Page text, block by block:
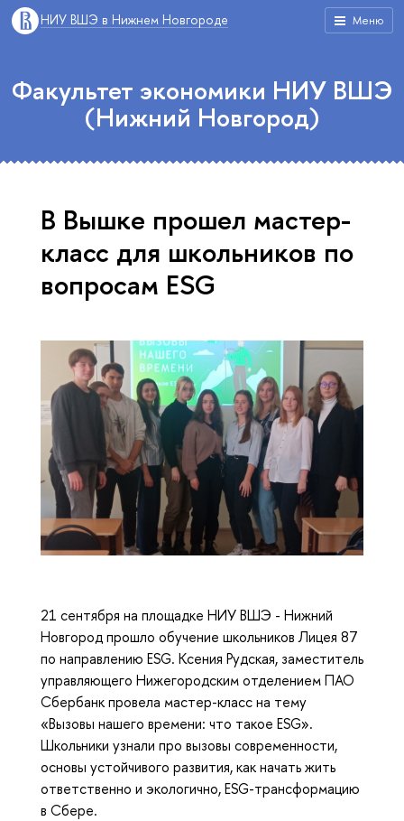
Меню
НИУ ВШЭ в Нижнем Новгороде
Факультет экономики НИУ ВШЭ
(Нижний Новгород)
В Вышке прошел мастер-
класс для школьников по
вопросам ESG
21 сентября на площадке НИУ ВШЭ - Нижний
Новгород прошло обучение школьников Лицея 87
по направлению ESG. Ксения Рудская, заместитель
управляющего Нижегородским отделением ПАО
Сбербанк провела мастер-класс на тему
«Вызовы нашего времени: что такое ESG».
Школьники узнали про вызовы современности,
основы устойчивого развития, как начать жить
ответственно и экологично, ESG-трансформацию
в Сбере.